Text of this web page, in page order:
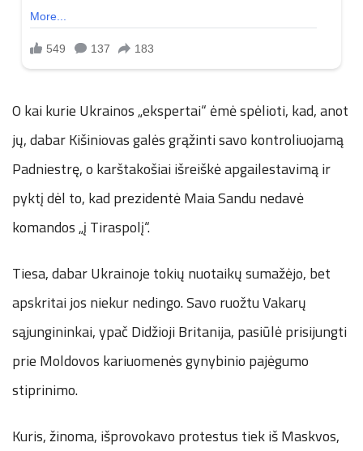
O kai kurie Ukrainos „ekspertai“ ėmė spėlioti, kad, anot
jų, dabar Kišiniovas galės grąžinti savo kontroliuojamą
Padniestrę, o karštakošiai išreiškė apgailestavimą ir
pyktį dėl to, kad prezidentė Maia Sandu nedavė
komandos „į Tiraspolį“.
Tiesa, dabar Ukrainoje tokių nuotaikų sumažėjo, bet
apskritai jos niekur nedingo. Savo ruožtu Vakarų
sąjungininkai, ypač Didžioji Britanija, pasiūlė prisijungti
prie Moldovos kariuomenės gynybinio pajėgumo
stiprinimo.
Kuris, žinoma, išprovokavo protestus tiek iš Maskvos,